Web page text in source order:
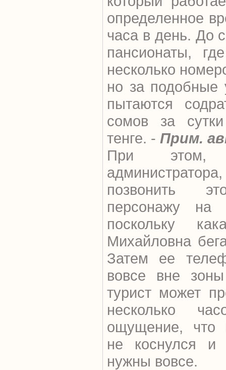
определенное
часа в день. До
пансионаты,
несколько
но за подобные
пытаются
сомов за
тенге. - Прим.
При этом,
позвонить
персонажу на
поскольку
Михайловна
Затем ее
вовсе вне
турист может
несколько
ощущение, что
не коснулся и
нужны вовсе.